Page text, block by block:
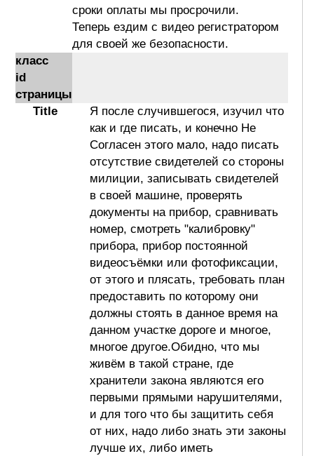
сроки оплаты мы просрочили.
Теперь ездим с видео регистратором
для своей же безопасности.
класс
id
страницы
Title
Я после случившегося, изучил что
как и где писать, и конечно Не
Согласен этого мало, надо писать
отсутствие свидетелей со стороны
милиции, записывать свидетелей
в своей машине, проверять
документы на прибор, сравнивать
номер, смотреть "калибровку"
прибора, прибор постоянной
видеосъёмки или фотофиксации,
от этого и плясать, требовать план
предоставить по которому они
должны стоять в данное время на
данном участке дороге и многое,
многое другое.Обидно, что мы
живём в такой стране, где
хранители закона являются его
первыми прямыми нарушителями,
и для того что бы защитить себя
от них, надо либо знать эти законы
лучше их, либо иметь